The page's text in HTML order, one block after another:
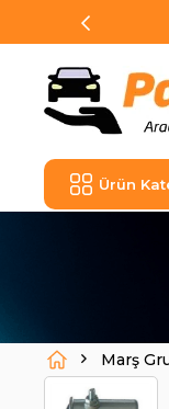
Ürün
Marş